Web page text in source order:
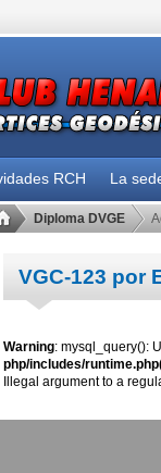
RCH La
Diploma DVGE
VGC-123 por
Warning: mysql_query():
php/includes/
Illegal argument to a